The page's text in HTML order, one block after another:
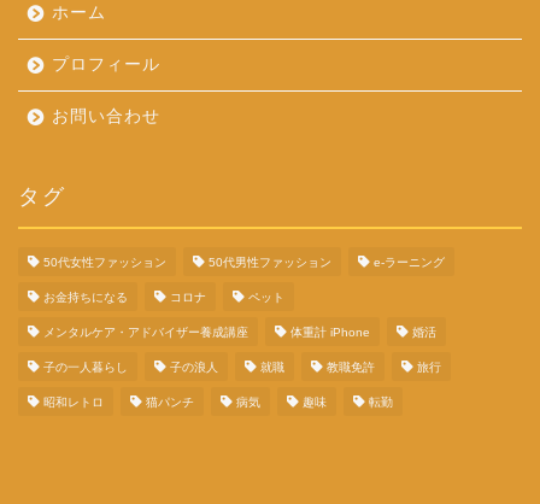
ホーム
プロフィール
お問い合わせ
タグ
50代女性ファッション 50代男性ファッション e-ラーニング
お金持ちになる コロナ ペット
メンタルケア・アドバイザー養成講座 体重計 iPhone 婚活
子の一人暮らし 子の浪人 就職 教職免許 旅行
昭和レトロ 猫パンチ 病気 趣味 転勤